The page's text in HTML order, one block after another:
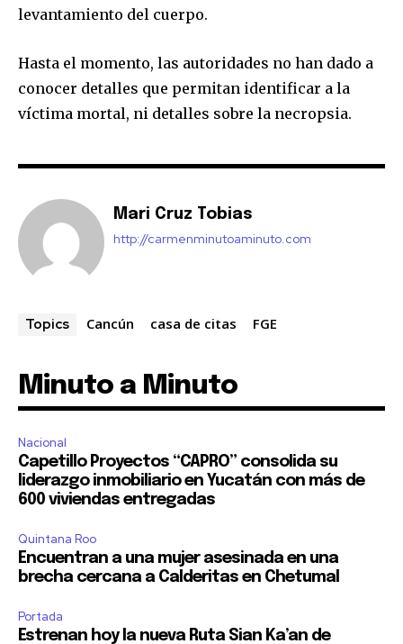
levantamiento del cuerpo.
Hasta el momento, las autoridades no han dado a
conocer detalles que permitan identificar a la
víctima mortal, ni detalles sobre la necropsia.
Mari Cruz Tobias
http://carmenminutoaminuto.com
Topics Cancún casa de citas FGE
Minuto a Minuto
Nacional
Capetillo Proyectos “CAPRO” consolida su
liderazgo inmobiliario en Yucatán con más de
600 viviendas entregadas
Quintana Roo
Encuentran a una mujer asesinada en una
brecha cercana a Calderitas en Chetumal
Portada
Estrenan hoy la nueva Ruta Sian Ka’an de